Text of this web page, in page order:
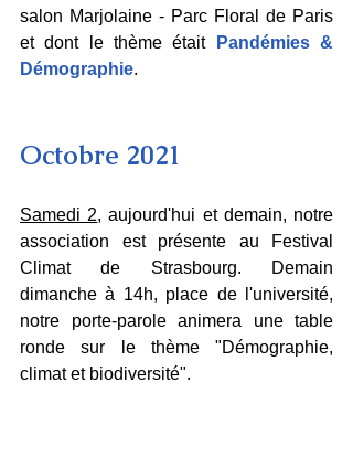
salon Marjolaine - Parc Floral de Paris
et dont le thème était
Pandémies &
Démographie.
Octobre 2021
Samedi 2, aujourd'hui et demain, notre
association est présente au Festival
Climat de Strasbourg. Demain
dimanche à 14h, place de l'université,
notre porte-parole animera une table
ronde sur le thème "Démographie,
climat et biodiversité".